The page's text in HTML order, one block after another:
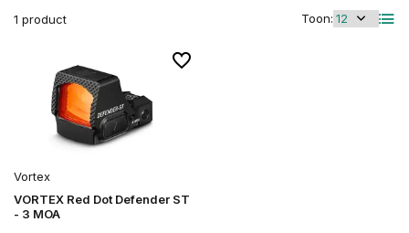
1 product Toon:
Vortex
VORTEX Red Dot Defender ST
- 3 MOA